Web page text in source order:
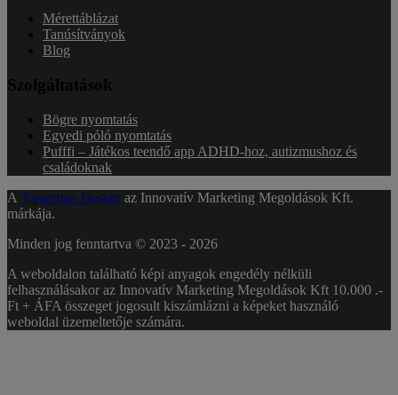
Mérettáblázat
Tanúsítványok
Blog
Szolgáltatások
Bögre nyomtatás
Egyedi póló nyomtatás
Pufffi – Játékos teendő app ADHD-hoz, autizmushoz és
családoknak
A Tangerine Design az Innovatív Marketing Megoldások Kft.
márkája.
Minden jog fenntartva © 2023 - 2026
A weboldalon található képi anyagok engedély nélküli
felhasználásakor az Innovatív Marketing Megoldások Kft 10.000 .-
Ft + ÁFA összeget jogosult kiszámlázni a képeket használó
weboldal üzemeltetője számára.